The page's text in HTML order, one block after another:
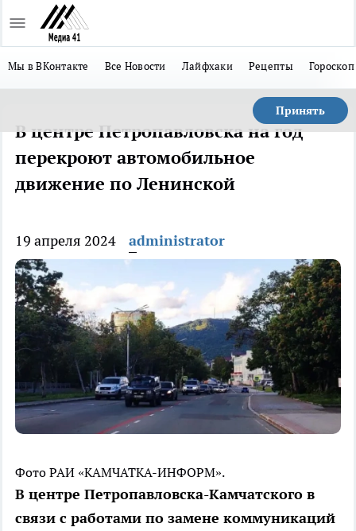
Мы в ВКонтакте Все Новости Лайфхаки Рецепты Гороскоп
Принять
В центре Петропавловска на год
перекроют автомобильное
движение по Ленинской
19 апреля 2024 administrator
Фото РАИ «КАМЧАТКА-ИНФОРМ».
В центре Петропавловска-Камчатского в
связи с работами по замене коммуникаций